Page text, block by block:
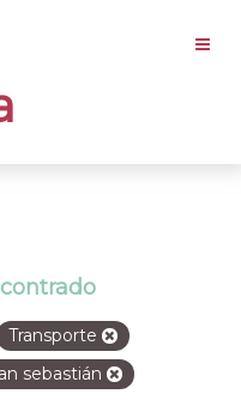
Transporte
sebastián